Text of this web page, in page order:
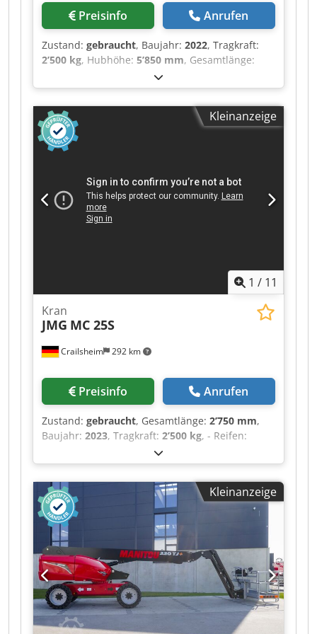
(Aussenkante Räder) 4.88 m - Kippwinke
Geräteaufnahme (An- / Auskippen) 137 ° -
Innenschallpegel (LpA) 79.7 dB -
Außenschallpegel (LwA) 103 dB - Vibrationswert
Preisinfo Anrufen
Zustand: gebraucht, Baujahr: 2022, Tragkraft:
2’500 kg, Hubhöhe: 5’850 mm, Gesamtlänge:
, ・Maximale seitliche Reichweite: 3.40
m ・Ausbrechkraft mit Schaufel: 3427 daN ・
Kippwinkel 12 ° ・Schüttwinkel 117 ° ・
Wenderadius (über Räder) 3.31 m ・
Eigengewicht (mit Gabel) 4800 kg ・Bereifung:
Pneumatisch ・Heben 8 s ・Senken 5.40 s ・
4.30 s ・Ankippen 3.50 s ・Auskippen 3.60 s ・
Anzahl der Zylinder / Tragfähigkeit der Zylinder
4 - 3331 cm³ ・Nennleistung
Verbrennungsmotor - Leistung (kW) 75 Hp / 55.40
Dex Af Ajrf ・Anzahl der Gänge (vorwärts /
rückwärts) 2 / 2 ・Max. travel speed 24.90 km/h
・Parkbremse Automatische negative
Parkbremse ・Festellbremse Ölbad
Lamellenbremsen an den Vorderachsen ・
Pumpenart Zahnradpumpe ・Hydraulikdruck
235 bar ・Motoröl 11.20 l ・Hydrauliköl 115 l ・
Geräuschpegel im Fahrerstand (LpA) 76 dB ・
Umgebungsgeräusch (LwA) 104 dB ・
Schwingungsbelastung Hand/Arm < 2.50 m/s² ・
Lenkräder (vorne / hinten) 2 / 2 ・Antriebsräder
(vorne / hinten) 2 / 2 ・Sicherheit / Sicherheit
Zulassung der Kabine Standard EN 15000 /
Kleinanzeige
1 / 11
Crailsheim 292 km
Kran
JMG MC 25S
Preisinfo Anrufen
Zustand: gebraucht, Gesamtlänge: 2’750 mm,
Baujahr: 2023, Tragkraft: 2’500 kg, - Reifen:
Solideal, Vollgummi grau, Typ Magnum -
Reifengröße: vorne 18x7-8, hinten 15x4,5-8 -
Radstand: 1635 mm - Bodenfreiheit Mitte: 70 -
Proportional ausfahrbarer Ausleger -
Vorderachse Antrieb mit gegenläufiger
Bewegung - Mobile Kopf ( -70°/-35°/0°/+10°) -
Struktur für Windflaschen und Haken an Bord -
USB- Anschluss - Maximale Tragkraft 2500kg -
Vorderradantrieb Nr. 2 Elektromotor AC 2 kW
24V. Isolationsklasse H - Abnehmbare
Kontergewichte Kg. 750 - Batterie 24 V - 420 Ah 8
Arbeitsstunden - Antriebsräder: Vorne: Nr.2
superelastich 18x7-8” Hinten: Nr.2 superelastich
Kleinanzeige